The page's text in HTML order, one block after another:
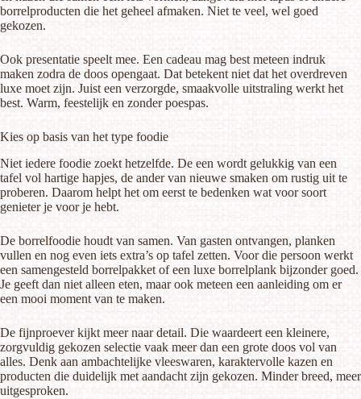
borrelproducten die het geheel afmaken. Niet te veel, wel goed
gekozen.
Ook presentatie speelt mee. Een cadeau mag best meteen indruk
maken zodra de doos opengaat. Dat betekent niet dat het overdreven
luxe moet zijn. Juist een verzorgde, smaakvolle uitstraling werkt het
best. Warm, feestelijk en zonder poespas.
Kies op basis van het type foodie
Niet iedere foodie zoekt hetzelfde. De een wordt gelukkig van een
tafel vol hartige hapjes, de ander van nieuwe smaken om rustig uit te
proberen. Daarom helpt het om eerst te bedenken wat voor soort
genieter je voor je hebt.
De borrelfoodie houdt van samen. Van gasten ontvangen, planken
vullen en nog even iets extra’s op tafel zetten. Voor die persoon werkt
een samengesteld borrelpakket of een luxe borrelplank bijzonder goed.
Je geeft dan niet alleen eten, maar ook meteen een aanleiding om er
een mooi moment van te maken.
De fijnproever kijkt meer naar detail. Die waardeert een kleinere,
zorgvuldig gekozen selectie vaak meer dan een grote doos vol van
alles. Denk aan ambachtelijke vleeswaren, karaktervolle kazen en
producten die duidelijk met aandacht zijn gekozen. Minder breed, meer
uitgesproken.